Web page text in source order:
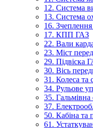
12. Система
13. Система
16.
17. КПП ГАЗ
22. Вали
23. Міст
29. Підвіска
30. Вісь
31. Колеса та
34. Рульове
35.
37.
50. Кабіна та
61.